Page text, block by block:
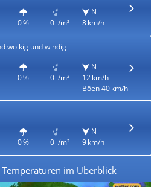
0 % 0 l/m²
N
8 km/h
wolkig und windig
0 % 0 l/m²
N
12 km/h
Böen 40 km/h
0 % 0 l/m²
N
9 km/h
im Überblick